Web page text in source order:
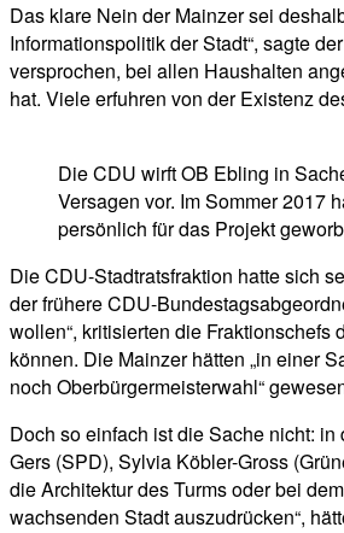
Das klare Nein der Mainzer sei
Informationspolitik der Stadt“, sagte
versprochen, bei allen Haushalten
hat. Viele erfuhren von der Existenz
Die CDU wirft OB Ebling in
Versagen vor. Im Sommer 2017
persönlich für das Projekt
Die CDU-Stadtratsfraktion hatte sich
der frühere CDU-
wollen“, kritisierten die
können. Die Mainzer hätten „in einer
noch Oberbürgermeisterwahl“
Doch so einfach ist die Sache nicht:
Gers (SPD), Sylvia Köbler-Gross
die Architektur des Turms oder bei
wachsenden Stadt auszudrücken“,